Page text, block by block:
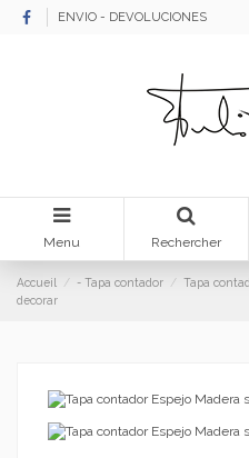
ENVIO - DEVOLUCIONES
Menu Rechercher
Accueil - Tapa contador
Tapa
decorar